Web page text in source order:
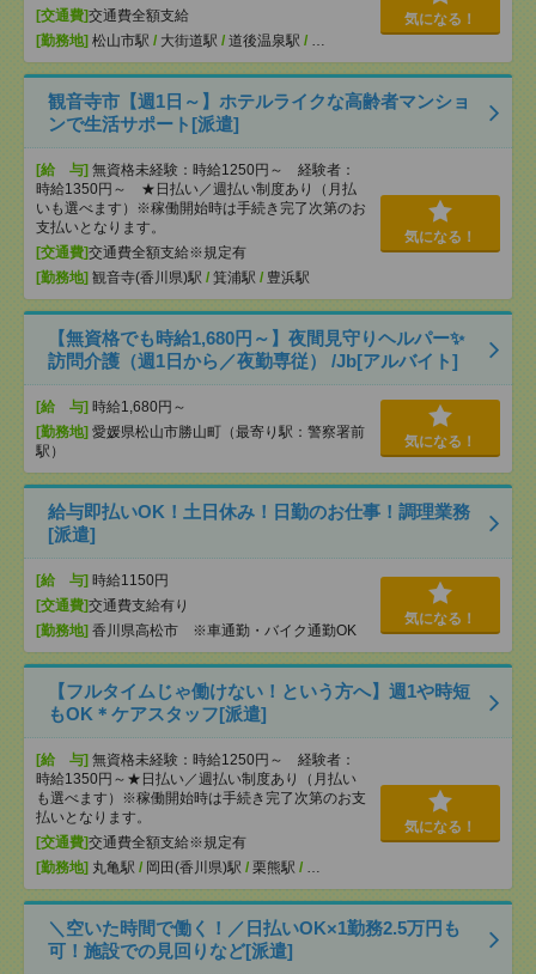
[交通費]交通費全額支給
[勤務地] 松山市駅 / 大街道駅 / 道後温泉駅 / …
気になる！
観音寺市【週1日～】ホテルライクな高齢者マンショ
ンで生活サポート[派遣]
[給 与] 無資格未経験：時給1250円～ 経験者：
時給1350円～ ★日払い／週払い制度あり（月払
いも選べます）※稼働開始時は手続き完了次第のお
支払いとなります。
[交通費]交通費全額支給※規定有
[勤務地] 観音寺(香川県)駅 / 箕浦駅 / 豊浜駅
気になる！
【無資格でも時給1,680円～】夜間見守りヘルパー✨
訪問介護（週1日から／夜勤専従） /Jb[アルバイト]
[給 与] 時給1,680円～
[勤務地] 愛媛県松山市勝山町（最寄り駅：警察署前
駅）
気になる！
給与即払いOK！土日休み！日勤のお仕事！調理業務
[派遣]
[給 与] 時給1150円
[交通費]交通費支給有り
[勤務地] 香川県高松市 ※車通勤・バイク通勤OK
気になる！
【フルタイムじゃ働けない！という方へ】週1や時短
もOK＊ケアスタッフ[派遣]
[給 与] 無資格未経験：時給1250円～ 経験者：
時給1350円～★日払い／週払い制度あり（月払い
も選べます）※稼働開始時は手続き完了次第のお支
払いとなります。
[交通費]交通費全額支給※規定有
[勤務地] 丸亀駅 / 岡田(香川県)駅 / 栗熊駅 / …
気になる！
＼空いた時間で働く！／日払いOK×1勤務2.5万円も
可！施設での見回りなど[派遣]